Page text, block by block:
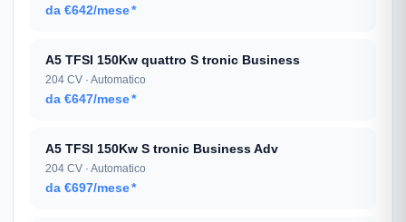
da €642/mese*
A5 TFSI 150Kw quattro S tronic Business
204 CV · Automatico
da €647/mese*
A5 TFSI 150Kw S tronic Business Adv
204 CV · Automatico
da €697/mese*